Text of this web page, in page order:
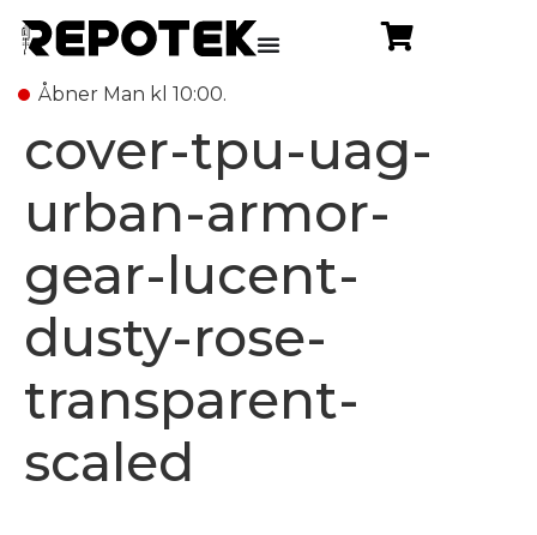
Åbner Man kl 10:00.
cover-tpu-uag-
urban-armor-
gear-lucent-
dusty-rose-
transparent-
scaled